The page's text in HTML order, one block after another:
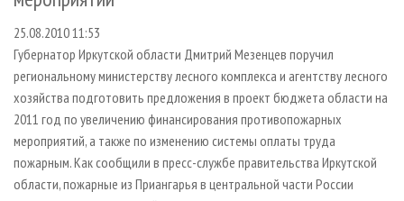
СУШКА ДРЕВЕСИНЫ
ПРОИЗВОДСТВО ДРЕВЕСНЫХ ПЛИТ
ДЕРЕВЯННОЕ ДОМОСТРОЕНИЕ
ПРОИЗВОДСТВО МЕБЕЛИ
БИОЭНЕРГЕТИКА
ЦБП
ПЕРСОНЫ
МОБИЛЬНЫЕ ВЫСТАВКИ
ОФИЦИАЛЬНЫЕ ДЕЛЕГАЦИИ
ПРИОРИТЕТНЫЕ ИНВЕСТПРОЕКТЫ
RUSSIAN FORESTRY REVIEW
ГАЗЕТА ЛЕСПРОМФОРУМ
КОНТАКТЫ
РЕКЛАМА
РЕКЛАМА НА САЙТЕ
25.08.2010 11:53
Губернатор Иркутской области Дмитрий Мезенцев поручил
региональному министерству лесного комплекса и агентству лесного
хозяйства подготовить предложения в проект бюджета области на
2011 год по увеличению финансирования противопожарных
мероприятий, а также по изменению системы оплаты труда
пожарным. Как сообщили в пресс-службе правительства Иркутской
области, пожарные из Приангарья в центральной части России